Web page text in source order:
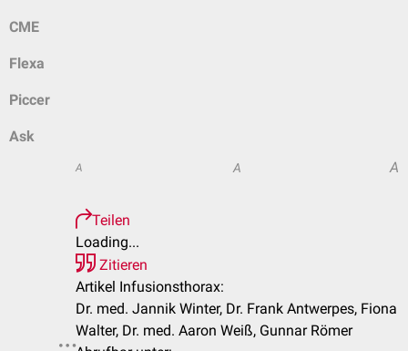
CME
Flexa
Piccer
Ask
A A A
Teilen
Loading...
Zitieren
Artikel Infusionsthorax:
Dr. med. Jannik Winter, Dr. Frank Antwerpes, Fiona
Walter, Dr. med. Aaron Weiß, Gunnar Römer